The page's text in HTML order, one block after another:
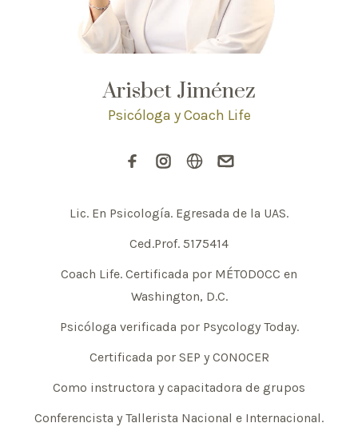
Arisbet Jiménez
Psicóloga y Coach Life
Lic. En Psicología. Egresada de la UAS.
Ced.Prof. 5175414
Coach Life. Certificada por MÉTODOCC en
Washington, D.C.
Psicóloga verificada por Psycology Today.
Certificada por SEP y CONOCER
Como instructora y capacitadora de grupos
Conferencista y Tallerista Nacional e Internacional.